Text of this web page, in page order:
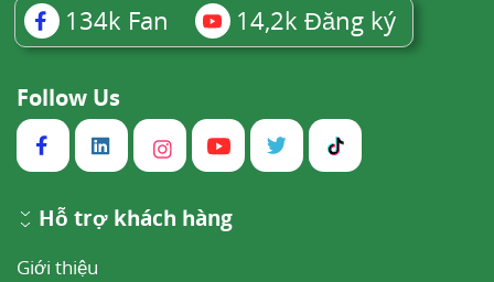
134k Fan 14,2k Đăng ký
Follow Us
Hỗ trợ khách hàng
Giới thiệu